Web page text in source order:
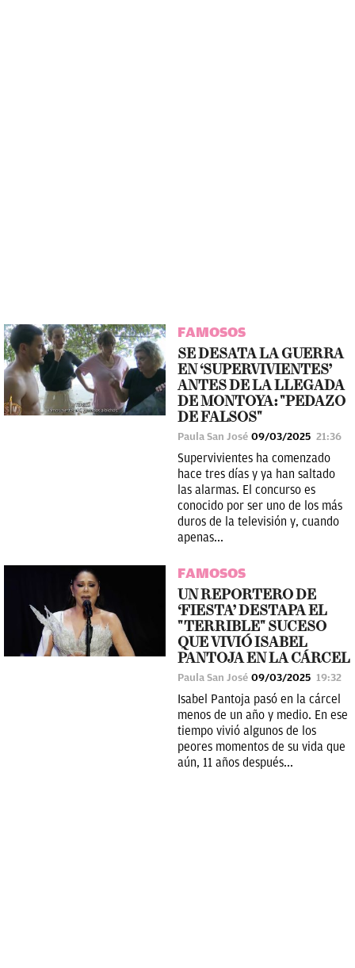
FAMOSOS
SE DESATA LA GUERRA
EN ‘SUPERVIVIENTES’
ANTES DE LA LLEGADA
DE MONTOYA: "PEDAZO
DE FALSOS"
Paula San José 09/03/2025 21:36
Supervivientes ha comenzado
hace tres días y ya han saltado
las alarmas. El concurso es
conocido por ser uno de los más
duros de la televisión y, cuando
apenas...
FAMOSOS
UN REPORTERO DE
‘FIESTA’ DESTAPA EL
"TERRIBLE" SUCESO
QUE VIVIÓ ISABEL
PANTOJA EN LA CÁRCEL
Paula San José 09/03/2025 19:32
Isabel Pantoja pasó en la cárcel
menos de un año y medio. En ese
tiempo vivió algunos de los
peores momentos de su vida que
aún, 11 años después...